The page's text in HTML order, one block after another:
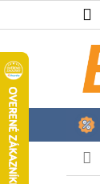
na